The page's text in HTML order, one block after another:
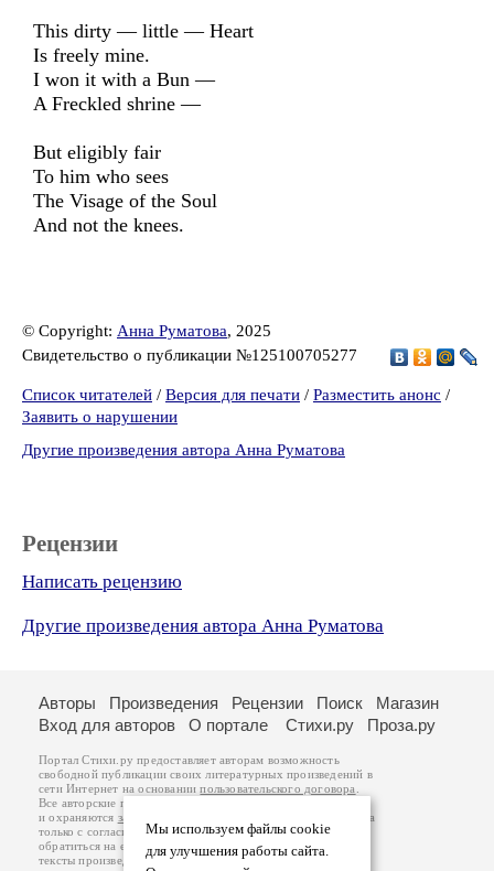
This dirty — little — Heart
Is freely mine.
I won it with a Bun —
A Freckled shrine —
But eligibly fair
To him who sees
The Visage of the Soul
And not the knees.
© Copyright: Анна Руматова, 2025
Свидетельство о публикации №125100705277
Список читателей / Версия для печати / Разместить анонс /
Заявить о нарушении
Другие произведения автора Анна Руматова
Рецензии
Написать рецензию
Другие произведения автора Анна Руматова
Мы используем файлы cookie
для улучшения работы сайта.
Авторы Произведения Рецензии Поиск
Магазин
Вход для авторов
О портале Стихи.ру Проза.ру
Портал Стихи.ру предоставляет авторам возможность
свободной публикации своих литературных произведений в
сети Интернет на основаниипользовательского договора
Все авторские права на произведения принадлежат авторам
и охраняются законом
. Перепечатка произведений возможна
только с согласия его автора, к которому вы можете
обратиться на его авторской странице. Ответственность за
тексты произведений авторы несут самостоятельно на